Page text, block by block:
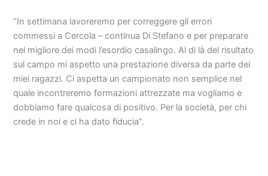
“In settimana lavoreremo per correggere gli errori
commessi a Cercola – continua Di Stefano e per preparare
nel migliore dei modi l’esordio casalingo. Al di là del risultato
sul campo mi aspetto una prestazione diversa da parte dei
miei ragazzi. Ci aspetta un campionato non semplice nel
quale incontreremo formazioni attrezzate ma vogliamo e
dobbiamo fare qualcosa di positivo. Per la società, per chi
crede in noi e ci ha dato fiducia”.